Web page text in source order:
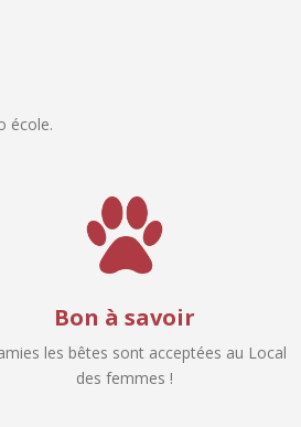
école.
Bon à savoir
les bêtes sont acceptées au Local
des femmes !